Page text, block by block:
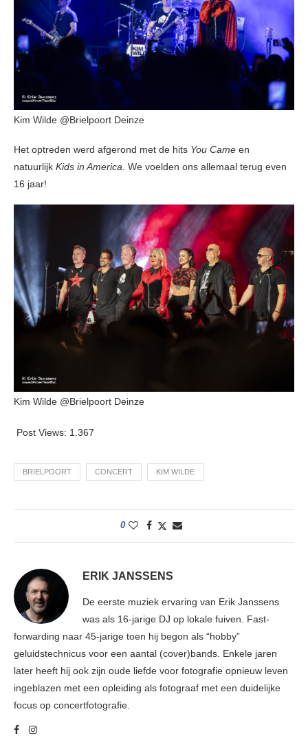
Kim Wilde @Brielpoort Deinze
Het optreden werd afgerond met de hits You Came en
natuurlijk Kids in America . We voelden ons allemaal terug even
16 jaar!
Kim Wilde @Brielpoort Deinze
Post Views: 1.367
BRIELPOORT CONCERT KIM WILDE
0
ERIK JANSSENS
De eerste muziek ervaring van Erik Janssens
was als 16-jarige DJ op lokale fuiven. Fast-
forwarding naar 45-jarige toen hij begon als “hobby”
geluidstechnicus voor een aantal (cover)bands. Enkele jaren
later heeft hij ook zijn oude liefde voor fotografie opnieuw leven
ingeblazen met een opleiding als fotograaf met een duidelijke
focus op concertfotografie.